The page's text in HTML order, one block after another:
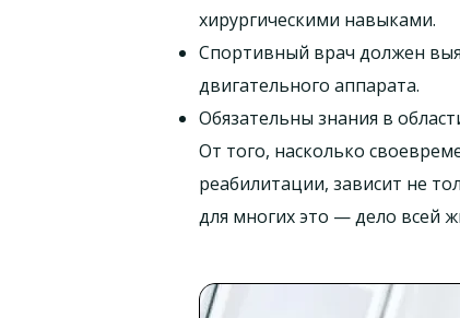
хирургическими навыками.
Спортивный врач должен
двигательного аппарата.
Обязательны знания в
От того, насколько
реабилитации, зависит не
для многих это — дело всей